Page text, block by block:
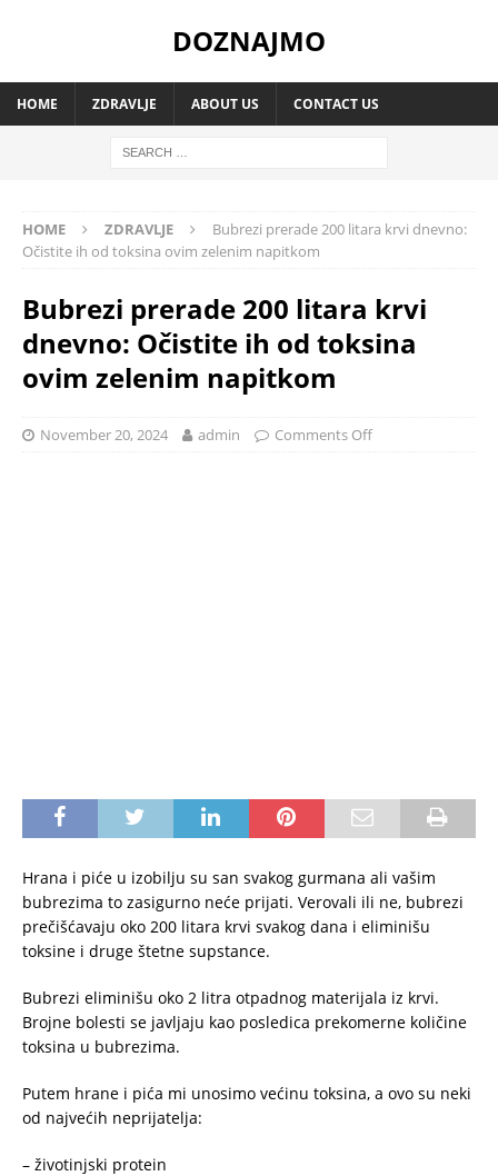
DOZNAJMO
HOME ZDRAVLJE ABOUT US CONTACT US
HOME ZDRAVLJE
Bubrezi prerade 200 litara krvi dnevno:
Očistite ih od toksina ovim zelenim napitkom
Bubrezi prerade 200 litara krvi
dnevno: Očistite ih od toksina
ovim zelenim napitkom
November 20, 2024 admin Comments Off
Hrana i piće u izobilju su san svakog gurmana ali vašim
bubrezima to zasigurno neće prijati. Verovali ili ne, bubrezi
prečišćavaju oko 200 litara krvi svakog dana i eliminišu
toksine i druge štetne supstance.
Bubrezi eliminišu oko 2 litra otpadnog materijala iz krvi.
Brojne bolesti se javljaju kao posledica prekomerne količine
toksina u bubrezima.
Putem hrane i pića mi unosimo većinu toksina, a ovo su neki
od najvećih neprijatelja:
– životinjski protein